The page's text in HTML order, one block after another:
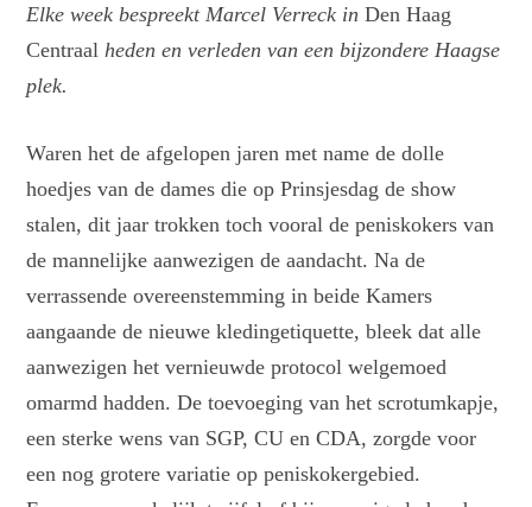
Elke week bespreekt Marcel Verreck in Den Haag
Centraal heden en verleden van een bijzondere Haagse
plek.
Waren het de afgelopen jaren met name de dolle
hoedjes van de dames die op Prinsjesdag de show
stalen, dit jaar trokken toch vooral de peniskokers van
de mannelijke aanwezigen de aandacht. Na de
verrassende overeenstemming in beide Kamers
aangaande de nieuwe kledingetiquette, bleek dat alle
aanwezigen het vernieuwde protocol welgemoed
omarmd hadden. De toevoeging van het scrotumkapje,
een sterke wens van SGP, CU en CDA, zorgde voor
een nog grotere variatie op peniskokergebied.